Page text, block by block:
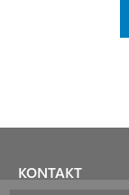
KONTAKT